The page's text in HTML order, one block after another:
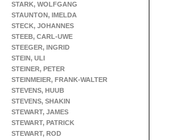
STARK, WOLFGANG
STAUNTON, IMELDA
STECK, JOHANNES
STEEB, CARL-UWE
STEEGER, INGRID
STEIN, ULI
STEINER, PETER
STEINMEIER, FRANK-WALTER
STEVENS, HUUB
STEVENS, SHAKIN
STEWART, JAMES
STEWART, PATRICK
STEWART, ROD